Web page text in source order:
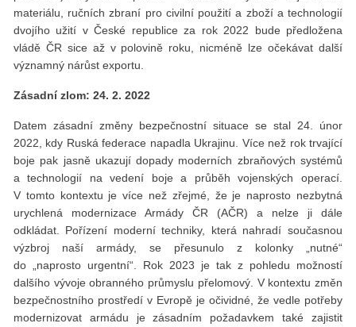
materiálu, ručních zbraní pro civilní použití a zboží a technologií
dvojího užití v České republice za rok 2022 bude předložena
vládě ČR sice až v polovině roku, nicméně lze očekávat další
významný nárůst exportu.
Zásadní zlom: 24. 2. 2022
Datem zásadní změny bezpečnostní situace se stal 24. únor
2022, kdy Ruská federace napadla Ukrajinu. Více než rok trvající
boje pak jasně ukazují dopady moderních zbraňových systémů
a technologií na vedení boje a průběh vojenských operací.
V tomto kontextu je více než zřejmé, že je naprosto nezbytná
urychlená modernizace Armády ČR (AČR) a nelze ji dále
odkládat. Pořízení moderní techniky, která nahradí současnou
výzbroj naší armády, se přesunulo z kolonky „nutné“
do „naprosto urgentní“. Rok 2023 je tak z pohledu možností
dalšího vývoje obranného průmyslu přelomový. V kontextu změn
bezpečnostního prostředí v Evropě je očividné, že vedle potřeby
modernizovat armádu je zásadním požadavkem také zajistit